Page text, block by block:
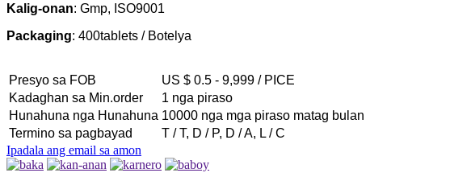
Kalig-onan: Gmp, ISO9001
Packaging: 400tablets / Botelya
Presyo sa FOB
US $ 0.5 - 9,999 / PICE
Kadaghan sa Min.order
1 nga piraso
Hunahuna nga Hunahuna 10000 nga mga piraso matag bulan
Termino sa pagbayad
T / T, D / P, D / A, L / C
Ipadala ang email sa amon